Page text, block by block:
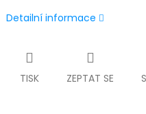
Detailní informace
TISK ZEPTAT SE